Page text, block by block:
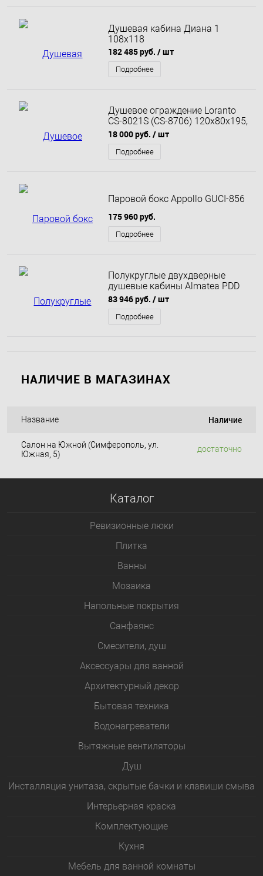
Душевая кабина Диана 1
108х118
182 485 руб. / шт
Подробнее
Душевое ограждение Loranto
CS-8021S (CS-8706) 120х80х195,
поддон 13 см
18 000 руб. / шт
Подробнее
Паровой бокс Appollo GUCI-856
175 960 руб.
Подробнее
Полукруглые двухдверные
душевые кабины Almatea PDD
80x80
83 946 руб. / шт
Подробнее
НАЛИЧИЕ В МАГАЗИНАХ
Название Наличие
Салон на Южной (Симферополь, ул.
Южная, 5)
достаточно
Каталог
Ревизионные люки
Плитка
Bанны
Мозаика
Напольные покрытия
Санфаянс
Смесители, душ
Аксессуары для ванной
Архитектурный декор
Бытовая техника
Водонагреватели
Вытяжные вентиляторы
Душ
Инсталляция унитаза, скрытые бачки и клавиши смыва
Интерьерная краска
Комплектующие
Кухня
Мебель для ванной комнаты